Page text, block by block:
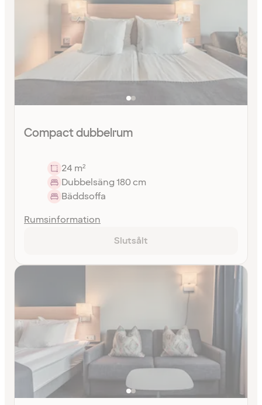
Compact dubbelrum
24 m²
Dubbelsäng 180 cm
Bäddsoffa
Rumsinformation
Slutsålt